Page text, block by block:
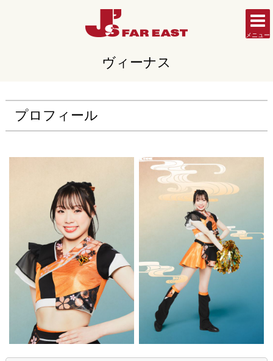
メニュー
ヴィーナス
プロフィール